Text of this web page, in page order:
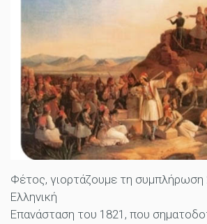
Φέτος, γιορτάζουμε τη
Ελληνική
Επανάσταση του 1821, που